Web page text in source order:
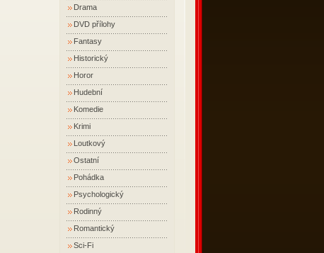
Drama
DVD přílohy
Fantasy
Historický
Horor
Hudební
Komedie
Krimi
Loutkový
Ostatní
Pohádka
Psychologický
Rodinný
Romantický
Sci-Fi